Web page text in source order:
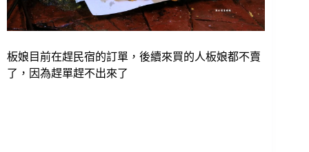
板娘目前在趕民宿的訂單，後續來買的人板娘都不賣
了，因為趕單趕不出來了